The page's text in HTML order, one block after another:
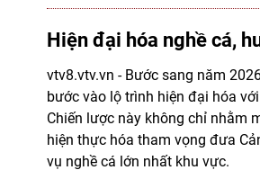
Hiện đại hóa nghề cá,
vtv8.vtv.vn - Bước sang năm
bước vào lộ trình hiện đại hóa
Chiến lược này không chỉ nhằm
hiện thực hóa tham vọng đưa
vụ nghề cá lớn nhất khu vực.